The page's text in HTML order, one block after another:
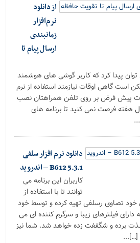
از دانلود
نرم‌افزار
زمانبندی
ارسال پیام تا
پیدا کرد که کاربر گوشی های هوشمند
است گاهی اوقات نیازمند استفاده از نرم
پیش فرض بر روی تلفن همراهتان نصب
فرصت نمی کنید تا برنامه های
دانلود نرم افزار سلفی
B612 5.3.1 – اندروید
کاربران این برنامه می
توانند تا با استفاده از
خود تصاوی رسلفی تهیه کرده و توسط خود
دارای فیلترهای زیبا و سرگرم کننده ای می
لذت برده و شگففت زده خواهد شد. شما نیز
[…]...